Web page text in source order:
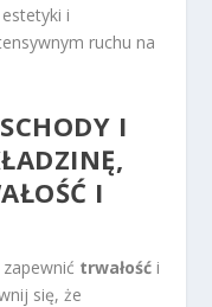
i
ruchu na
I
I
trwałość i
się, że